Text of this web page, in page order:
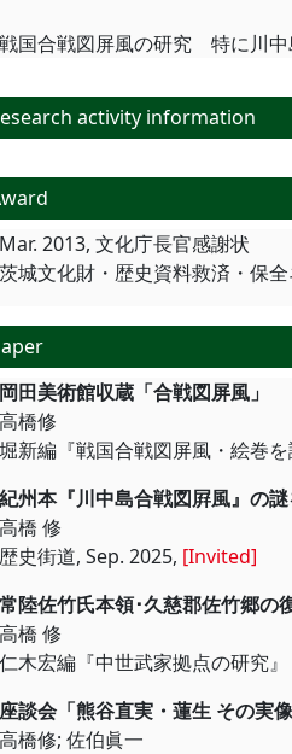
戦国合戦図屏風の研究 特に川
activity information
Mar. 2013, 文化庁長官感謝状
茨城文化財・歴史資料救済・保
岡田美術館収蔵
高橋修
堀新編『戦国合戦図屏風・絵巻
紀州本『川中島合
高橋 修
歴史街道, Sep. 2025, [Invited]
常陸佐竹氏本領･
高橋 修
仁木宏編『中世武家拠点の研究
座談会「熊谷直実
高橋修; 佐伯眞一